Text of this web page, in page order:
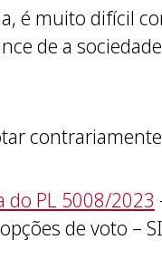
é muito difícil
de a
do PL 5008/2023
de voto –